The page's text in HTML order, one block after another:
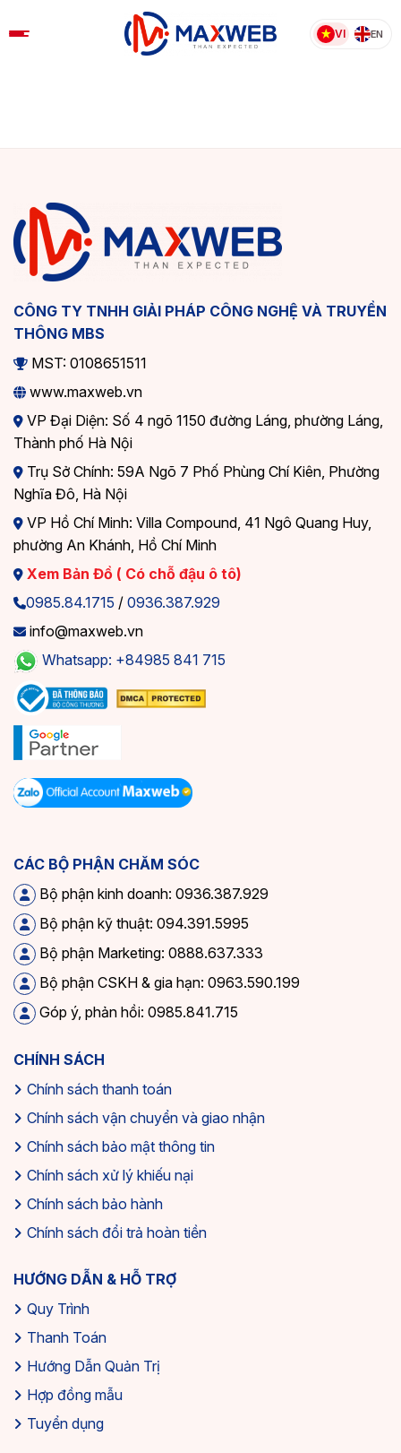
to
VI EN
CÔNG TY TNHH GIẢI PHÁP CÔNG NGHỆ VÀ TRUYỀN
THÔNG MBS
MST: 0108651511
www.maxweb.vn
VP Đại Diện: Số 4 ngõ 1150 đường Láng, phường Láng,
Thành phố Hà Nội
Trụ Sở Chính: 59A Ngõ 7 Phố Phùng Chí Kiên, Phường
Nghĩa Đô, Hà Nội
VP Hồ Chí Minh: Villa Compound, 41 Ngô Quang Huy,
phường An Khánh, Hồ Chí Minh
Xem Bản Đồ ( Có chỗ đậu ô tô)
0985.84.1715 / 0936.387.929
info@maxweb.vn
Whatsapp: +84985 841 715
CÁC BỘ PHẬN CHĂM SÓC
Bộ phận kinh doanh: 0936.387.929
Bộ phận kỹ thuật: 094.391.5995
Bộ phận Marketing: 0888.637.333
Bộ phận CSKH & gia hạn: 0963.590.199
Góp ý, phản hồi: 0985.841.715
CHÍNH SÁCH
Chính sách thanh toán
Chính sách vận chuyển và giao nhận
Chính sách bảo mật thông tin
Chính sách xử lý khiếu nại
Chính sách bảo hành
Chính sách đổi trả hoàn tiền
HƯỚNG DẪN & HỖ TRỢ
Quy Trình
Thanh Toán
Hướng Dẫn Quản Trị
Hợp đồng mẫu
Tuyển dụng